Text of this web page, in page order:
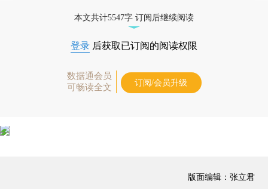
本文共计5547字 订阅后继续阅读
登录 后获取已订阅的阅读权限
数据通会员
可畅读全文
订阅/会员升级
版面编辑：张立君